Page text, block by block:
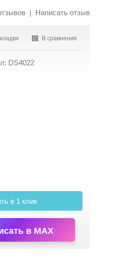
| Написать отзыв
В сравнение
DS4022
в 1 клик
в MAX